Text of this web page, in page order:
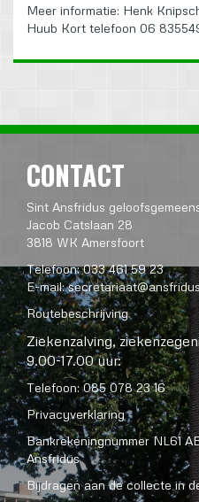
Meer informatie: Henk
Huub Kort telefoon 06
CONTACT
Sint Ansfridus
Jacob Catslaan 28
3818 WK Amersfoort
Telefoon: 033 461 59 23
E-mail:
Routebeschrijving
Ziekenzalving,
9.00-17.00 uur:
Telefoon: 085 078 23 16
Privacyverklaring
Bankrekeningnummer NL61
Ansfridus
Bijdragen aan de collecte in